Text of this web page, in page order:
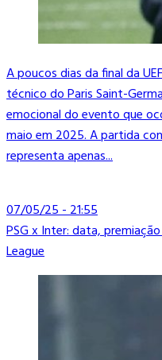
A poucos dias da final da
técnico do Paris Saint-
emocional do evento que
maio em 2025. A partida
representa apenas...
07/05/25 - 21:55
PSG x Inter: data,
League